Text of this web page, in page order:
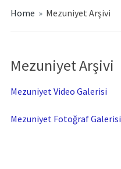
Home » Mezuniyet Arşivi
Mezuniyet Arşivi
Mezuniyet Video Galerisi
Mezuniyet Fotoğraf Galerisi